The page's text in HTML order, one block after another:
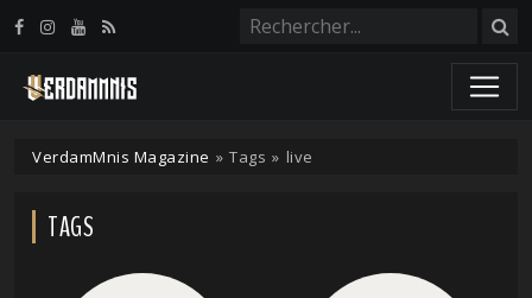
VerdamMnis Magazine » Tags » live
TAGS
Panneau de gestion des cookies